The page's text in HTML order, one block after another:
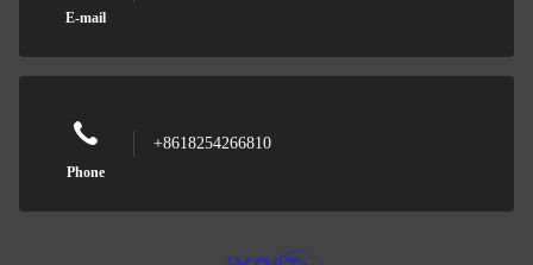
E-mail
Phone
+8618254266810